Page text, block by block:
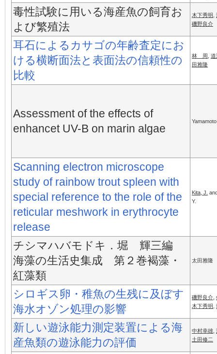
毒性試験に用いる海産魚の飼育お
よび繁殖法
木下秀明
磯野良介
耳石によるカサゴの年齢査定にお
ける横断面法と表面法の信頼性の
比較
林 周 道
田雅隆
Assessment of the effects of
enhancet UV-B on marin algae
Scanning electron microscope
study of rainbow trout spleen with
special reference to the role of the
reticular meshwork in erythrocyte
release
Kita, J.
Y.
チシマハバモドキ．堀 輝三編
海藻の生活史集成 第２巻褐藻・
紅藻類
太田雅隆
シロギス卵・稚魚の生残に及ぼす
海水オゾン処理の影響
磯野良介
木下秀明
新しい遊泳能力測定装置による海
産魚類の遊泳能力の評価
中村幸雄
土田修二